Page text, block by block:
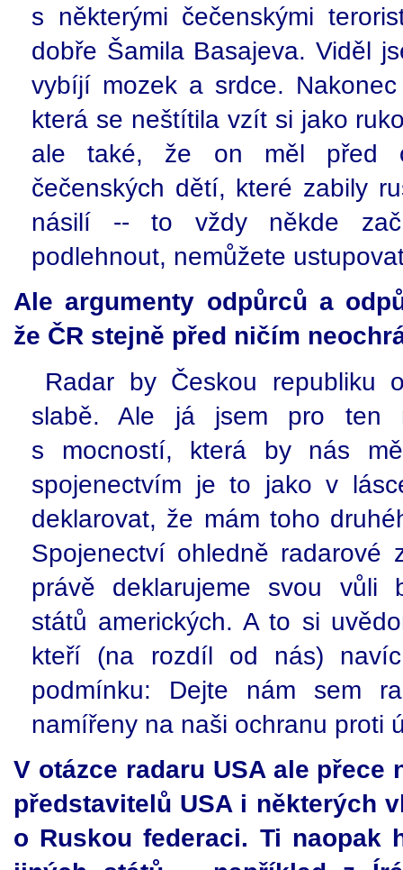
s některými čečenskými
dobře Šamila Basajeva. Viděl
vybíjí mozek a srdce.
která se neštítila vzít si jako
ale také, že on měl před
čečenských dětí, které zabily
násilí -- to vždy někde
podlehnout, nemůžete
Ale argumenty odpůrců a
že ČR stejně před ničím
Radar by Českou republiku
slabě. Ale já jsem pro ten
s mocností, která by nás
spojenectvím je to jako v
deklarovat, že mám toho
Spojenectví ohledně radarové
právě deklarujeme svou vůli
států amerických. A to si
kteří (na rozdíl od nás)
podmínku: Dejte nám sem
namířeny na naši ochranu proti
V otázce radaru USA ale přece
představitelů USA i některých
o Ruskou federaci. Ti naopak